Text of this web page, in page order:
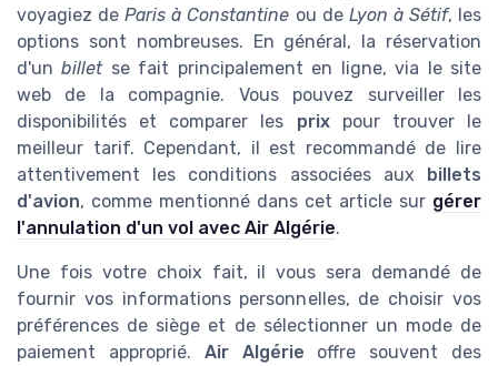
voyagiez deParis à Constantine ou de Lyon à Sétif, les
options sont nombreuses. En général, la réservation
d'unbilletse fait principalement en ligne, via le site
web de la compagnie. Vous pouvez surveiller les
disponibilités et comparer les prixpour trouver le
meilleur tarif. Cependant, il est recommandé de lire
attentivement les conditions associées aux billets
d'avion, comme mentionné dans cet article sur gérer
l'annulation d'un vol avec Air Algérie.
Une fois votre choix fait, il vous sera demandé de
fournir vos informations personnelles, de choisir vos
préférences de siège et de sélectionner un mode de
paiement approprié. Air Algérie offre souvent des